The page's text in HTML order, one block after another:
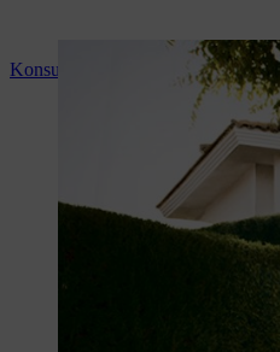
Konsultointi ja tuoteopastus